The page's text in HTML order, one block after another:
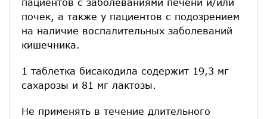
почек, а также у пациентов с подозрением
на наличие воспалительных заболеваний
кишечника.
1 таблетка бисакодила содержит 19,3 мг
сахарозы и 81 мг лактозы.
Не применять в течение длительного